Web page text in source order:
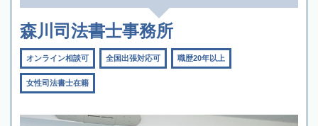
森川司法書士事務所
オンライン相談可 全国出張対応可 職歴20年以上
女性司法書士在籍